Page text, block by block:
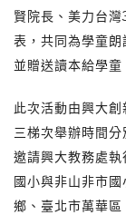
賢院長、美力台
表，共同為學童朗
並贈送讀本給學童
此次活動由興大
三梯次舉辦時間
邀請興大教務處
國小與非山非市
鄉、臺北市萬華區